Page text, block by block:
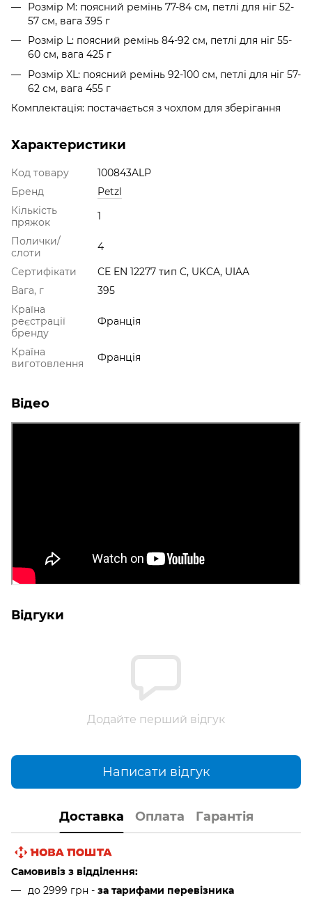
Розмір M: поясний ремінь 77-84 см, петлі для ніг 52-
57 см, вага 395 г
Розмір L: поясний ремінь 84-92 см, петлі для ніг 55-
60 см, вага 425 г
Розмір XL: поясний ремінь 92-100 см, петлі для ніг 57-
62 см, вага 455 г
Комплектація: постачається з чохлом для зберігання
Характеристики
Код товару
100843ALP
Бренд
Petzl
Кількість
пряжок
1
Полички/
слоти
4
Сертифікати
CE EN 12277 тип C, UKCA, UIAA
Вага, г
395
Країна
реєстрації
бренду
Франція
Країна
виготовлення
Франція
Відео
Відгуки
Додайте перший відгук
Написати відгук
Доставка Оплата Гарантія
Самовивіз з відділення:
до 2999 грн - за тарифами перевізника